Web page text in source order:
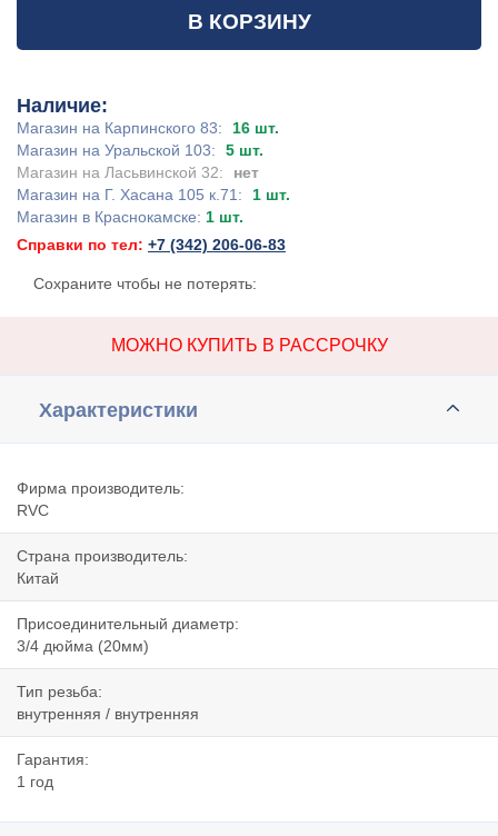
В КОРЗИНУ
Наличие:
Магазин на Карпинского 83:
16 шт.
Магазин на Уральской 103:
5 шт.
Магазин на Ласьвинской 32:
нет
Магазин на Г. Хасана 105 к.71:
1 шт.
Магазин в Краснокамске: 1 шт.
Справки по тел: +7 (342) 206-06-83
Сохраните чтобы не потерять:
МОЖНО КУПИТЬ В РАССРОЧКУ
Характеристики
Фирма производитель:
RVC
Страна производитель:
Китай
Присоединительный диаметр:
3/4 дюйма (20мм)
Тип резьба:
внутренняя / внутренняя
Гарантия:
1 год